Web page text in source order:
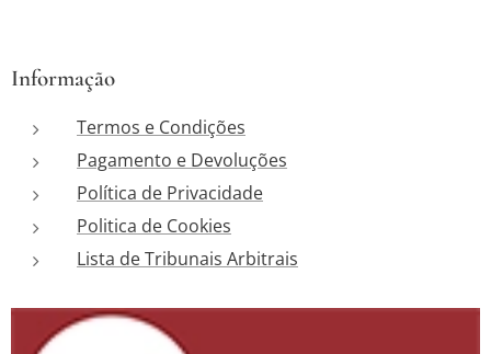
Informação
Termos e Condições
Pagamento e Devoluções
Política de Privacidade
Politica de Cookies
Lista de Tribunais Arbitrais